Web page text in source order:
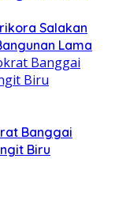
Salakan
Lama
Banggai
Biru